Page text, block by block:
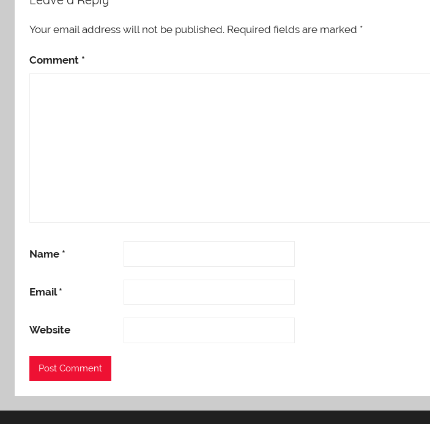
Your email address will not be published. Required fields are marked *
Comment *
Name *
Email*
Website